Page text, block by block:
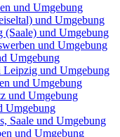
und Umgebung
und Umgebung
und Umgebung
und Umgebung
Umgebung
und Umgebung
und Umgebung
und Umgebung
Umgebung
Saale und Umgebung
und Umgebung